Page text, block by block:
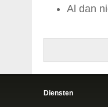
Al dan
Diensten